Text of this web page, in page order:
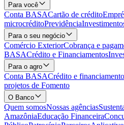
Para você
Conta BASACartão de crédito
microcréditoPrevidência
Para o seu negócio
Comércio ExteriorCobrança e
BASACrédito e Financiamentos
Para o agro
Conta BASACrédito e financiamento
projetos de Fomento
O Banco
Quem somosNossas agências
AmazôniaEducação Financeira